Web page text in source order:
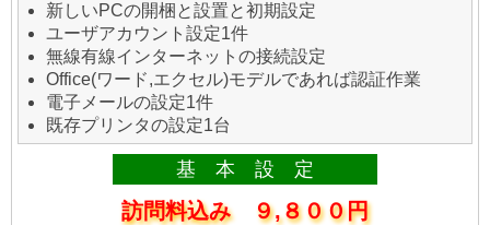
新しいPCの開梱と設置と初期設定
ユーザアカウント設定1件
無線有線インターネットの接続設定
Office(ワード,エクセル)モデルであれば認証作業
電子メールの設定1件
既存プリンタの設定1台
基 本 設 定
訪問料込み ９,８００円